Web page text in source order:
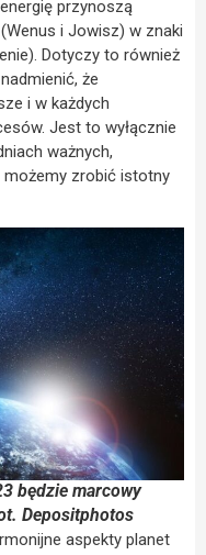
przynoszą
i Jowisz) w znaki
Dotyczy to również
że
i w każdych
Jest to wyłącznie
ważnych,
możemy zrobić istotny
będzie marcowy
Depositphotos
aspekty planet